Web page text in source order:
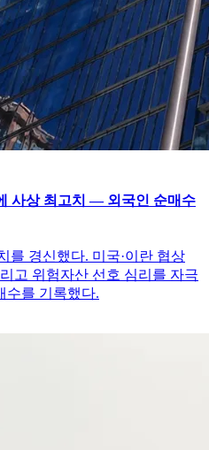
사상 최고치 — 외국인 순매수
를 경신했다. 미국·이란 협상
고 위험자산 선호 심리를 자극
수를 기록했다.